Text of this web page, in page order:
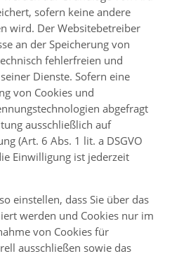
sofern keine andere
wird. Der Websitebetreiber
an der Speicherung von
fehlerfreien und
Dienste. Sofern eine
von Cookies und
abgefragt
ausschließlich auf
(Art. 6 Abs. 1 lit. a DSGVO
Einwilligung ist jederzeit
einstellen, dass Sie über das
werden und Cookies nur im
von Cookies für
ausschließen sowie das